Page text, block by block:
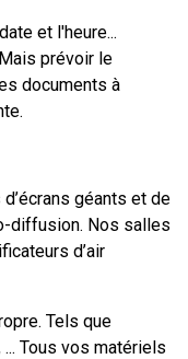
et l'heure...
prévoir le
documents à
géants et de
diffusion. Nos salles
d’air
Tels que
Tous vos matériels